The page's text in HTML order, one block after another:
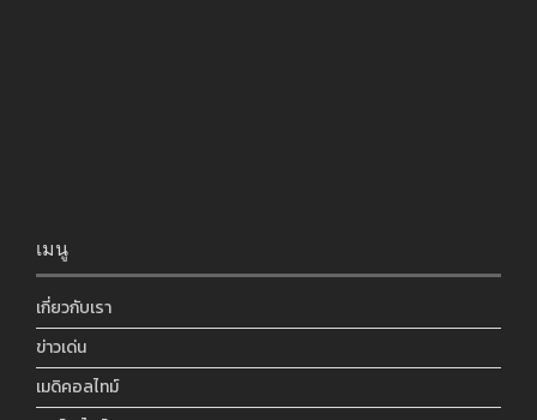
เมนู
เกี่ยวกับเรา
ข่าวเด่น
เมดิคอลไทม์